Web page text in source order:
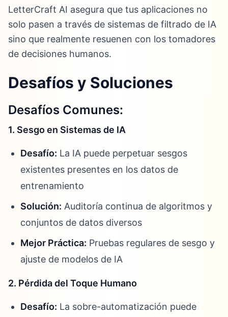
LetterCraft AI asegura que tus aplicaciones no
solo pasen a través de sistemas de filtrado de IA
sino que realmente resuenen con los tomadores
de decisiones humanos.
Desafíos y Soluciones
Desafíos Comunes:
1. Sesgo en Sistemas de IA
Desafío: La IA puede perpetuar sesgos
existentes presentes en los datos de
entrenamiento
Solución: Auditoría continua de algoritmos y
conjuntos de datos diversos
Mejor Práctica: Pruebas regulares de sesgo y
ajuste de modelos de IA
2. Pérdida del Toque Humano
Desafío: La sobre-automatización puede